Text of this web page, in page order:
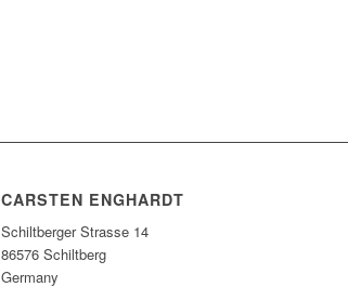
CARSTEN ENGHARDT
Schiltberger Strasse 14
86576 Schiltberg
Germany